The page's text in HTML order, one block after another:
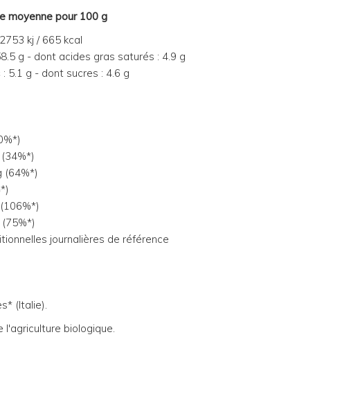
moyenne pour 100 g
kj / 665 kcal
g - dont acides gras saturés : 4.9 g
5.1 g - dont sucres : 4.6 g
(64%*)
journalières de référence
(Italie).
l'agriculture biologique.